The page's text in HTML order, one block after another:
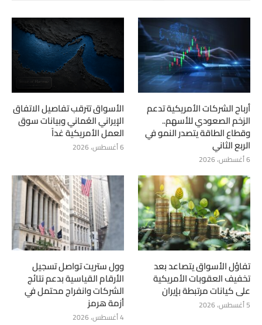
أرباح الشركات الأمريكية تدعم
الزخم الصعودي للأسهم..
وقطاع الطاقة يتصدر النمو في
الربع الثاني
6 أغسطس، 2026
الأسواق تترقب تفاصيل الاتفاق
الإيراني العُماني وبيانات سوق
العمل الأمريكية غداً
6 أغسطس، 2026
تفاؤل الأسواق يتصاعد بعد
تخفيف العقوبات الأمريكية
على كيانات مرتبطة بإيران
5 أغسطس، 2026
وول ستريت تواصل تسجيل
الأرقام القياسية بدعم نتائج
الشركات وانفراج محتمل في
أزمة هرمز
4 أغسطس، 2026